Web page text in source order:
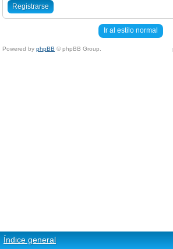
Registrarse
Ir al estilo normal
Powered by phpBB © phpBB Group.
Índice general